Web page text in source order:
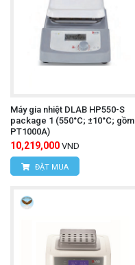
Máy gia nhiệt DLAB HP550-S
package 1 (550°C; ±10°C; gồm
PT1000A)
10,219,000 VND
ĐẶT MUA